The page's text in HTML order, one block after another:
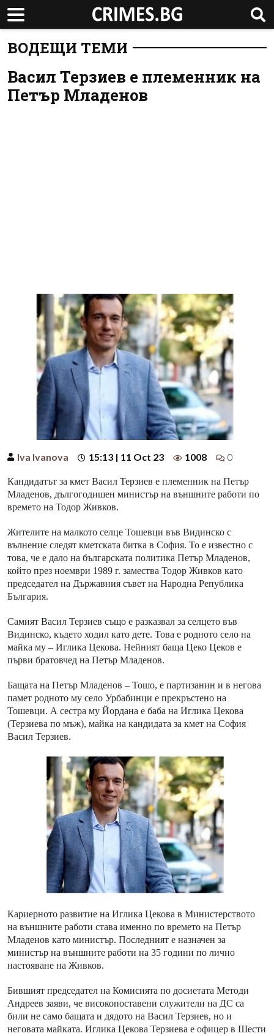
ВОДЕЩИ ТЕМИ
Васил Терзиев е племенник на
Петър Младенов
Iva Ivanova 15:13 | 11 Oct 23 1008 0
Кандидатът за кмет Васил Терзиев е племенник на Петър
Младенов, дългогодишен министър на външните работи по
времето на Тодор Живков.
Жителите на малкото селце Тошевци във Видинско с
вълнение следят кметската битка в София. То е известно с
това, че е дало на българската политика Петър Младенов,
който през ноември 1989 г. замества Тодор Живков като
председател на Държавния съвет на Народна Република
България.
Самият Васил Терзиев също е разказвал за селцето във
Видинско, където ходил като дете. Това е родното село на
майка му – Иглика Цекова. Нейният баща Цеко Цеков е
първи братовчед на Петър Младенов.
Бащата на Петър Младенов – Тошо, е партизанин и в негова
памет родното му село Урбабинци е прекръстено на
Тошевци. А сестра му Йордана е баба на Иглика Цекова
(Терзиева по мъж), майка на кандидата за кмет на София
Васил Терзиев.
Кариерното развитие на Иглика Цекова в Министерството
на външните работи става именно по времето на Петър
Младенов като министър. Последният е назначен за
министър на външните работи на 35 години по лично
настояване на Живков.
Бившият председател на Комисията по досиетата Методи
Андреев заяви, че високопоставени служители на ДС са
били не само бащата и дядото на Васил Терзиев, но и
неговата майката. Иглика Цекова Терзиева е офицер в Шести